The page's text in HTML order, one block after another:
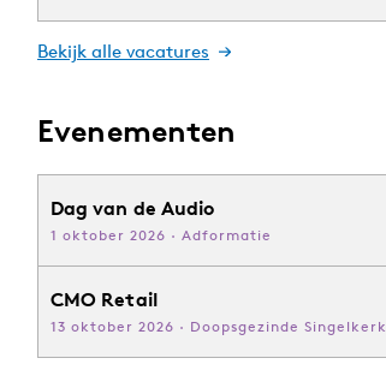
Bekijk alle vacatures
Evenementen
Dag van de Audio
1 oktober 2026 · Adformatie
CMO Retail
13 oktober 2026 · Doopsgezinde Singelkerk